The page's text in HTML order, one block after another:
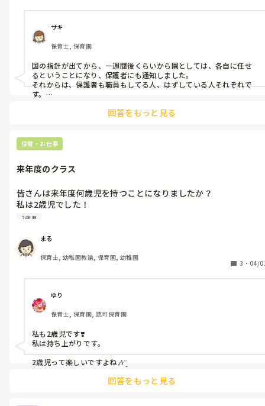
と言った感じです。
国が、各自の判断に任せると言っているのに、園から制限をかけ
たら保護者からいろいろ意見が来るのかな…と思いますが。。
サキ
保育士, 保育園
国の指針が出てから、一週間後くらいから園としては、各自に任せ
るということになり、保護者にも通知しました。
それからは、保護者も職員もしてる人、はずしている人それぞれで
す。
回答をもっと見る
保育・お仕事
来年度のクラス
皆さんは来年度何歳児を持つことになりましたか？
私は2歳児でした！
2年連続です😂😂
どんな子達なのか今からドキドキです😅
2歳児
まる
保育士, 幼稚園教諭, 保育園, 幼稚園
3 ・ 04/
ゆり
保育士, 保育園, 認可保育園
私も2歳児です❣️
私は持ち上がりです。
回答をもっと見る